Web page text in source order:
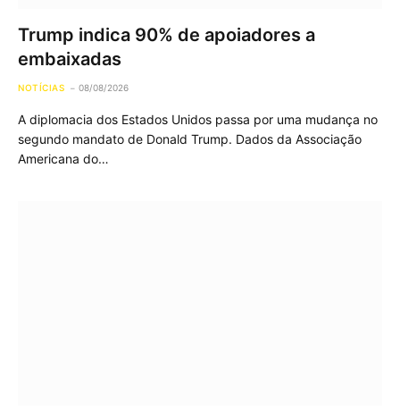
Trump indica 90% de apoiadores a
embaixadas
NOTÍCIAS 08/08/2026
A diplomacia dos Estados Unidos passa por uma mudança no
segundo mandato de Donald Trump. Dados da Associação
Americana do…